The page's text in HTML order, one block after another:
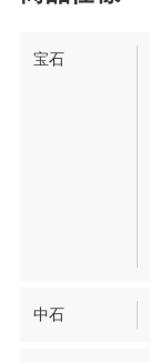
宝石
中石